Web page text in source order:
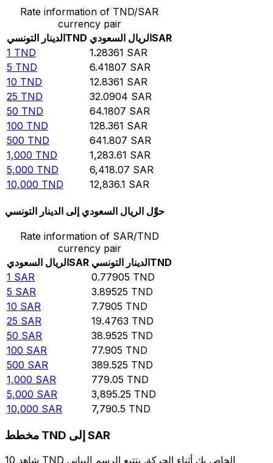
Rate information of TND/SAR
currency pair
الدينار التونسيTND الريال السعوديSAR
1 TND 1.28361 SAR
5 TND 6.41807 SAR
10 TND 12.8361 SAR
25 TND 32.0904 SAR
50 TND 64.1807 SAR
100 TND 128.361 SAR
500 TND 641.807 SAR
1,000 TND 1,283.61 SAR
5,000 TND 6,418.07 SAR
10,000 TND 12,836.1 SAR
حوِّل الريال السعودي إلى الدينار التونسي
Rate information of SAR/TND
currency pair
الريال السعوديSAR الدينار التونسيTND
1 SAR 0.77905 TND
5 SAR 3.89525 TND
10 SAR 7.7905 TND
25 SAR 19.4763 TND
50 SAR 38.9525 TND
100 SAR 77.905 TND
500 SAR 389.525 TND
1,000 SAR 779.05 TND
5,000 SAR 3,895.25 TND
10,000 SAR 7,790.5 TND
مخطط TND إلى SAR
شاهد 10 TND الخاص بك أثناء الحركة. يتتبع الرسم البياني